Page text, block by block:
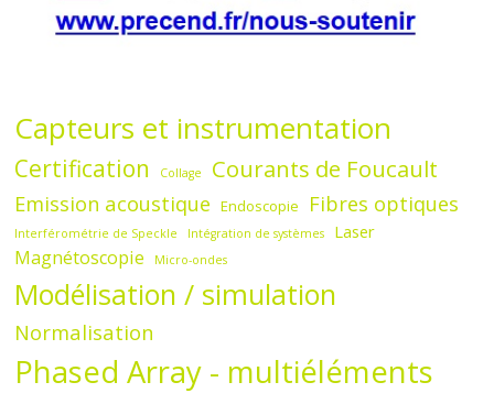
Capteurs et instrumentation
Certification Collage Courants de Foucault
Emission acoustique Endoscopie Fibres optiques
Interférométrie de Speckle Intégration de systèmes Laser
Magnétoscopie Micro-ondes
Modélisation / simulation
Normalisation
Phased Array - multiéléments